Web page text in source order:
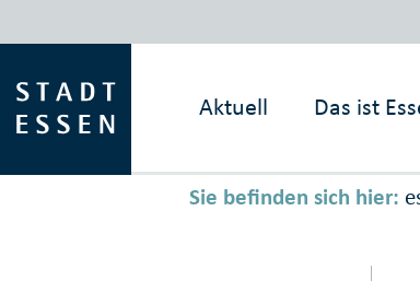
Aktuell Das ist
Sie befinden sich hier: